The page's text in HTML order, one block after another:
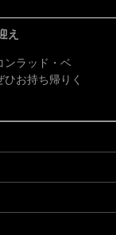
え
ンラッド・ベ
お持ち帰りく